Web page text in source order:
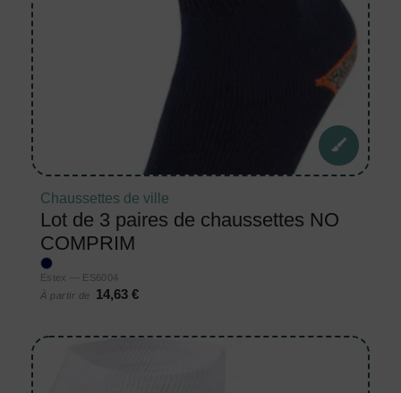
Chaussettes de ville
Lot de 3 paires de chaussettes NO
COMPRIM
Estex — ES6004
À partir de
14,63 €